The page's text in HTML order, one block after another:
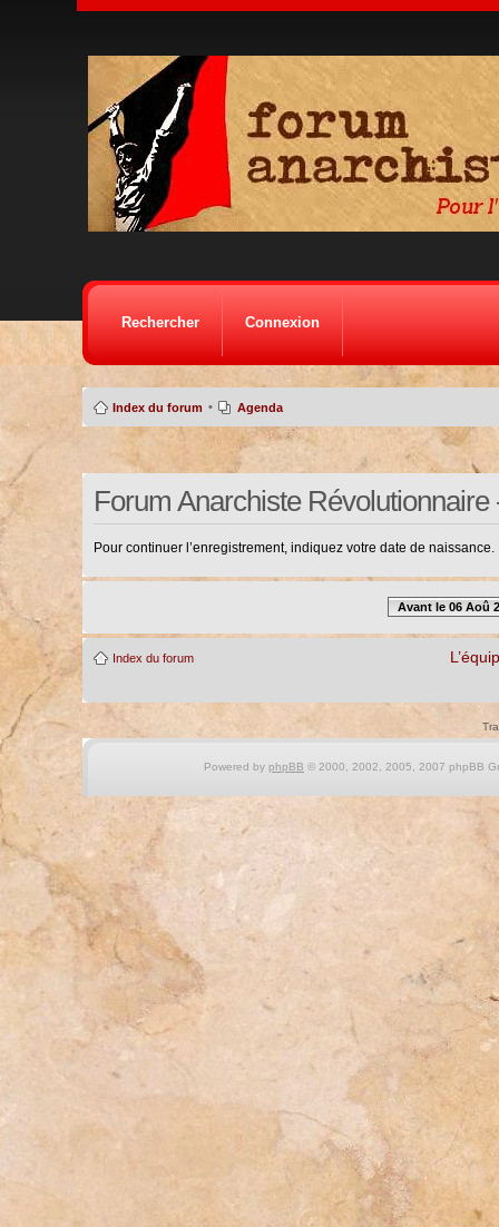
Rechercher Connexion
Index du forum • Agenda
Forum Anarchiste
Pour continuer l’enregistrement, indiquez votre date de naissance.
Avant le 06 Aoû
Index du forum
Powered by phpBB © 2000, 2002, 2005, 2007 phpBB